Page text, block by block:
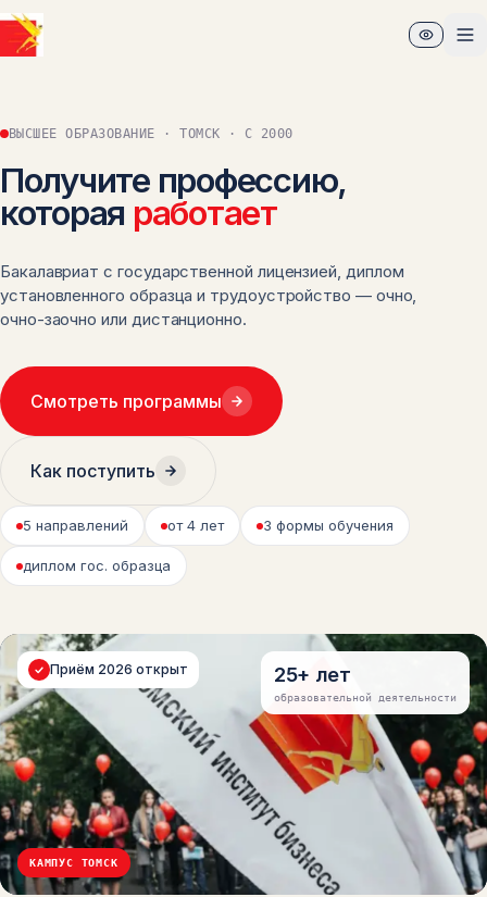
Перейти к основному содержимому
ВЫСШЕЕ ОБРАЗОВАНИЕ · ТОМСК · С 2000
Получите профессию,
которая работает
Бакалавриат с государственной лицензией, диплом
установленного образца и трудоустройство — очно,
очно-заочно или дистанционно.
Смотреть программы
Как поступить
5 направлений от 4 лет 3 формы обучения
диплом гос. образца
Приём 2026 открыт 25+ лет
образовательной деятельности
КАМПУС ТОМСК